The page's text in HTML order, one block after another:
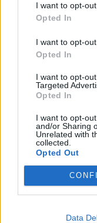
I want to opt-
Opted In
I want to opt-
Opted In
I want to opt-
Targeted
Opted In
I want to opt-
and/or Sharing
Unrelated with
collected.
Opted Out
Data
Świat